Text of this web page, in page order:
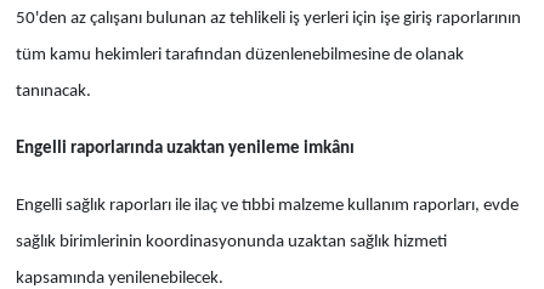
50'den az çalışanı bulunan az tehlikeli iş yerleri için işe giriş raporlarının
tüm kamu hekimleri tarafından düzenlenebilmesine de olanak
tanınacak.
Engelli raporlarında uzaktan yenileme imkânı
Engelli sağlık raporları ile ilaç ve tıbbi malzeme kullanım raporları, evde
sağlık birimlerinin koordinasyonunda uzaktan sağlık hizmeti
kapsamında yenilenebilecek.